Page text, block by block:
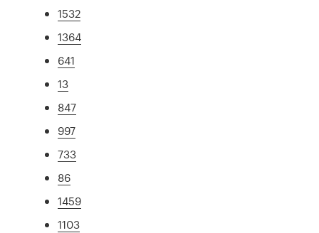
1532
1364
641
13
847
997
733
86
1459
1103